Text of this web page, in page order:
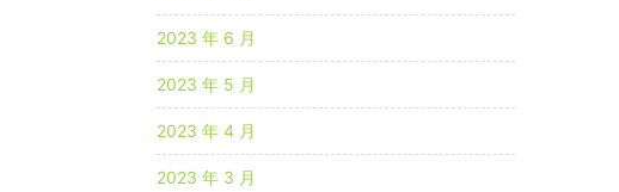
2023 年 6 月
2023 年 5 月
2023 年 4 月
2023 年 3 月